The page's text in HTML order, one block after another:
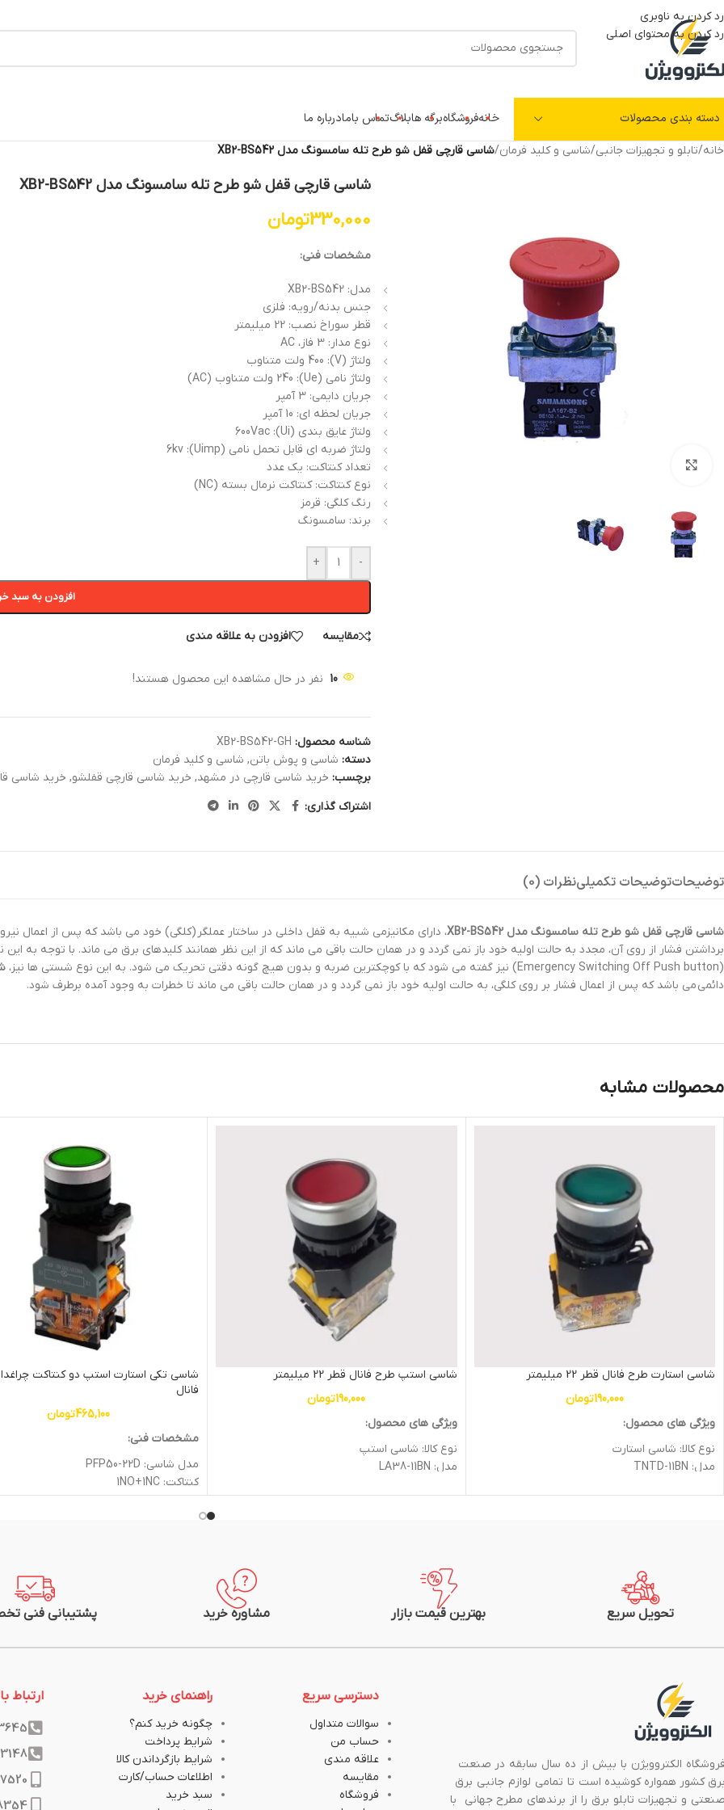
رد کردن به ناوبری
رد کردن به محتوای اصلی
دسته بندی محصولات خانهفروشگاهبرگه هابلاگتماس بامادرباره ما
خانه/تابلو و تجهیزات جانبی/شاسی و کلید فرمان/شاسی قارچی قفل شو طرح تله سامسونگ مدل XB2-BS542
شاسی قارچی قفل شو طرح تله سامسونگ مدل XB2-BS542
330,000تومان
مشخصات فنی:
مدل: XB2-BS542
جنس بدنه/رویه: فلزی
قطر سوراخ نصب: 22 میلیمتر
نوع مدار: 3 فاز، AC
ولتاژ (V): 400 ولت متناوب
ولتاژ نامی (Ue): 240 ولت متناوب (AC)
جریان دایمی: 3 آمپر
جریان لحظه ای: 10 آمپر
ولتاژ عایق بندی (Ui): 600Vac
ولتاژ ضربه ای قابل تحمل نامی (Uimp): 6kv
تعداد کنتاکت: یک عدد
نوع کنتاکت: کنتاکت نرمال بسته (NC)
رنگ کلگی: قرمز
برند: سامسونگ
-
+
افزودن به سبد
مقایسه افزودن به علاقه مندی
10 نفر در حال مشاهده این محصول هستند!
شناسه محصول: XB2-BS542-GH
دسته: شاسی و پوش باتن, شاسی و کلید فرمان
برچسب: خرید شاسی قارچی در مشهد, خرید شاسی قارچی قفلشو, خرید شاسی
اشتراک گذاری:
توضیحاتتوضیحات تکمیلینظرات (0)
شاسی قارچی قفل شو طرح تله سامسونگ مدل XB2-BS542
، دارای مکانیزمی شبیه به قفل داخلی در ساختار عملگر (کلگی) خود می باشد که پس از اعمال
برداشتن فشار از روی آن، مجدد به حالت اولیه خود باز نمی گردد و در همان حالت باقی می ماند که از این نظر همانند کلیدهای برق می ماند. با توجه به
(Emergency Switching Off Push button) نیز گفته می شود که با کوچکترین ضربه و بدون هیچ گونه دقتی تحریک می شود. به این نوع شستی ها نیز،
دائمی می باشد که پس از اعمال فشار بر روی کلگی، به حالت اولیه خود باز نمی گردد و در همان حالت باقی می ماند تا خطرات به وجود آمده برطرف شود.
محصولات مشابه
شاسی استارت طرح فانال قطر 22 میلیمتر
190,000تومان
ویژگی های محصول:
نوع کالا: شاسی استارت
مدل: TNTD-11BN
درجه حفاظت: IP66
شاسی استپ طرح فانال قطر 22 میلیمتر
190,000تومان
ویژگی های محصول:
نوع کالا: شاسی استپ
مدل: LA38-11BN
بدون LED داخلی
قطر: 22mm
درجه حفاظت: IP66
شاسی تکی استارت استپ دو کنتاکت
فانال
465,100تومان
مشخصات فنی:
مدل شاسی: PFP50-22D
كنتاكت: 1NO+1NC
ولتاژ چراغ: 220VAC
تحویل سریع بهترین قیمت بازار مشاوره خرید پشتیبانی فنی
الکتروویژن با بیش از ده سال سابقه در صنعت
کشور همواره کوشیده است تا تمامی لوازم جانبی برق
و تجهیزات تابلو برق را از برندهای مطرح جهانی با
دسترسی سریع
سوالات متداول
حساب من
علاقه مندی
مقایسه
فروشگاه
راهنمای خرید
چگونه خرید کنم؟
شرایط پرداخت
شرایط بازگرداندن کالا
اطلاعات حساب/کارت
سبد خرید
ارتباط